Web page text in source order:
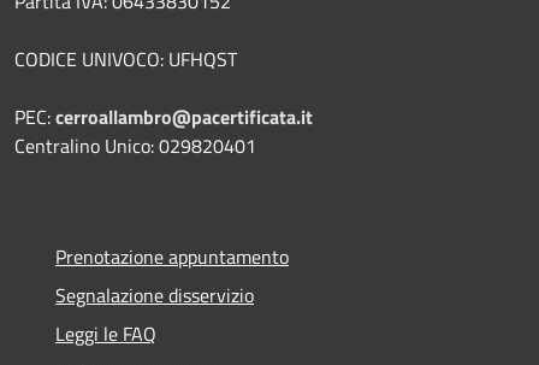
CODICE UNIVOCO: UFHQST
PEC:cerroallambro@pacertificata.it
Centralino Unico: 029820401
Prenotazione appuntamento
Segnalazione disservizio
Leggi le FAQ